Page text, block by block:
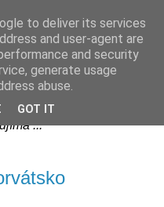
blog
...
to deliver its services
and user-agent are
and security
generate usage
abuse.
GOT IT